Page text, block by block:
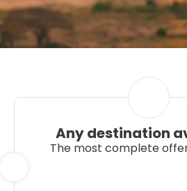
Any destination
The most complete